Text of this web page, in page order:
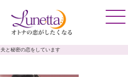
夫と秘密の恋をしています